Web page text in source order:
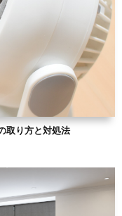
取り方と対処法